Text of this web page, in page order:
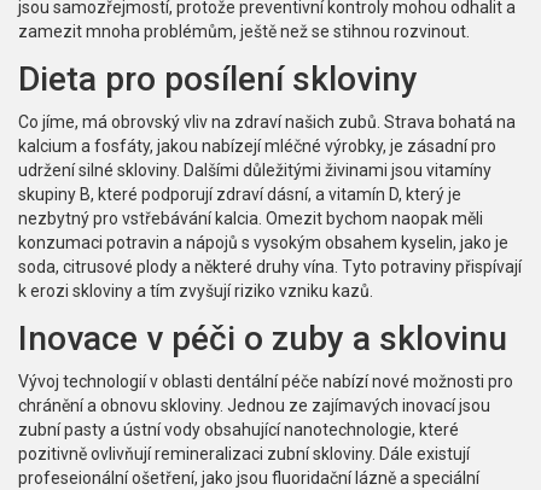
jsou samozřejmostí, protože preventivní kontroly mohou odhalit a
zamezit mnoha problémům, ještě než se stihnou rozvinout.
Dieta pro posílení skloviny
Co jíme, má obrovský vliv na zdraví našich zubů. Strava bohatá na
kalcium a fosfáty, jakou nabízejí mléčné výrobky, je zásadní pro
udržení silné skloviny. Dalšími důležitými živinami jsou vitamíny
skupiny B, které podporují zdraví dásní, a vitamín D, který je
nezbytný pro vstřebávání kalcia. Omezit bychom naopak měli
konzumaci potravin a nápojů s vysokým obsahem kyselin, jako je
soda, citrusové plody a některé druhy vína. Tyto potraviny přispívají
k erozi skloviny a tím zvyšují riziko vzniku kazů.
Inovace v péči o zuby a sklovinu
Vývoj technologií v oblasti dentální péče nabízí nové možnosti pro
chránění a obnovu skloviny. Jednou ze zajímavých inovací jsou
zubní pasty a ústní vody obsahující nanotechnologie, které
pozitivně ovlivňují remineralizaci zubní skloviny. Dále existují
profeseionální ošetření, jako jsou fluoridační lázně a speciální